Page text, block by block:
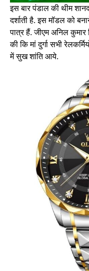
इस बार पंडाल की थीम
दर्शाती है. इस मॉडल को
पात्र हैं. जीएम अनिल कुमार
की कि मां दुर्गा सभी
में सुख शांति आये.